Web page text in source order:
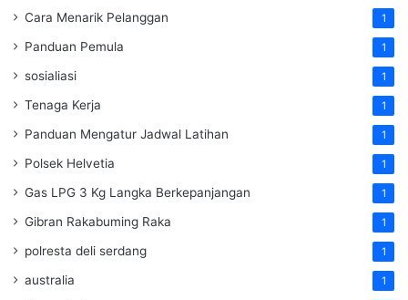
Cara Menarik Pelanggan 1
Panduan Pemula 1
sosialiasi 1
Tenaga Kerja 1
Panduan Mengatur Jadwal Latihan 1
Polsek Helvetia 1
Gas LPG 3 Kg Langka Berkepanjangan 1
Gibran Rakabuming Raka 1
polresta deli serdang 1
australia 1